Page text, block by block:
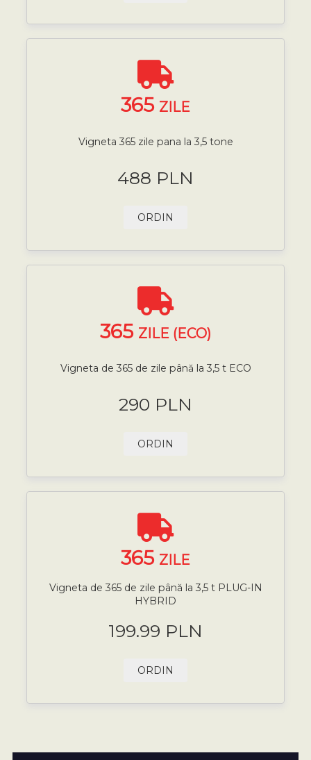
365 ZILE
Vigneta 365 zile pana la 3,5 tone
488 PLN
ORDIN
365 ZILE (ECO)
Vigneta de 365 de zile până la 3,5 t ECO
290 PLN
ORDIN
365 ZILE
Vigneta de 365 de zile până la 3,5 t PLUG-IN
HYBRID
199.99 PLN
ORDIN